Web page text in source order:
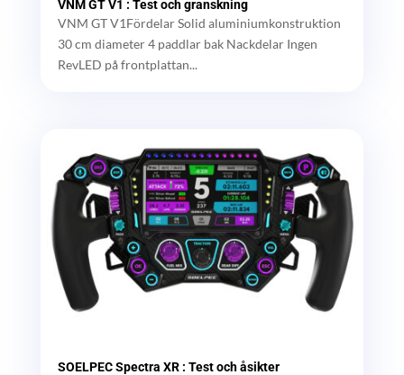
VNM GT V1 : Test och granskning
VNM GT V1Fördelar Solid aluminiumkonstruktion
30 cm diameter 4 paddlar bak Nackdelar Ingen
RevLED på frontplattan...
SOELPEC Spectra XR : Test och åsikter